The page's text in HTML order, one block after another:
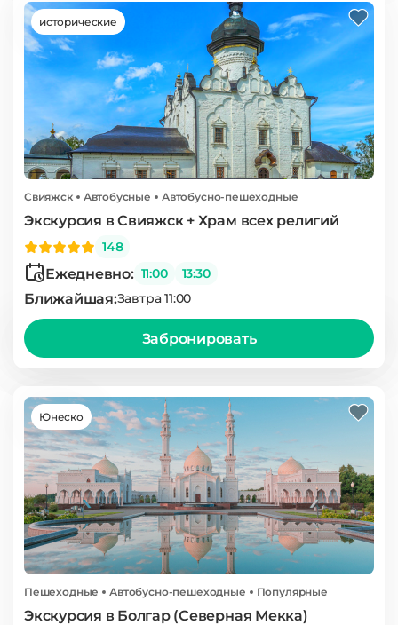
исторические
Свияжск Автобусные Автобусно-пешеходные
Экскурсия в Свияжск + Храм всех религий
148
Ежедневно: 11:00 13:30
Ближайшая:Завтра 11:00
Забронировать
Юнеско
Пешеходные Автобусно-пешеходные Популярные
Экскурсия в Болгар (Северная Мекка)